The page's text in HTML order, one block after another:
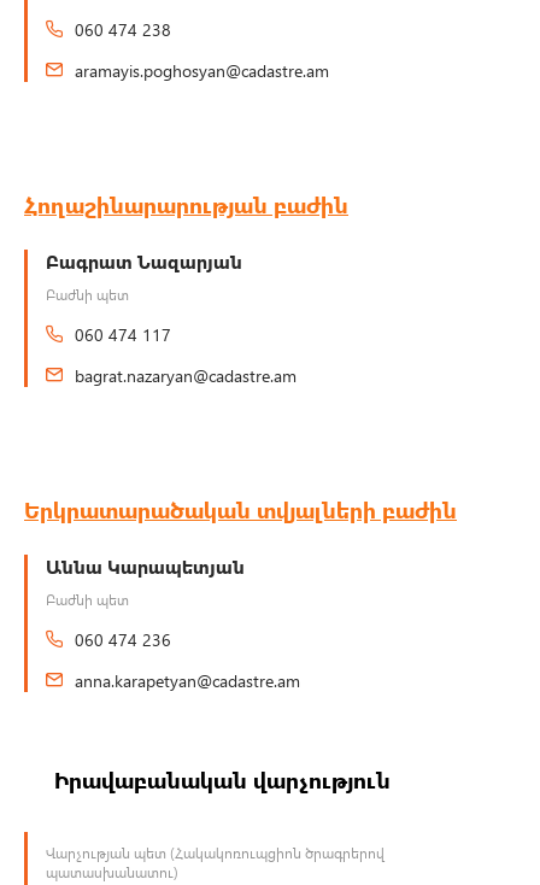
060 474 238
aramayis.poghosyan@cadastre.am
Հողաշինարարության բաժին
Բագրատ Նազարյան
Բաժնի պետ
060 474 117
bagrat.nazaryan@cadastre.am
Երկրատարածական տվյալների բաժին
Աննա Կարապետյան
Բաժնի պետ
060 474 236
anna.karapetyan@cadastre.am
Իրավաբանական վարչություն
Վարչության պետ (Հակակոռուպցիոն ծրագրերով
պատասխանատու)